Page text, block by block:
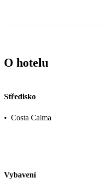
O hotelu
Středisko
• Costa Calma
Vybavení